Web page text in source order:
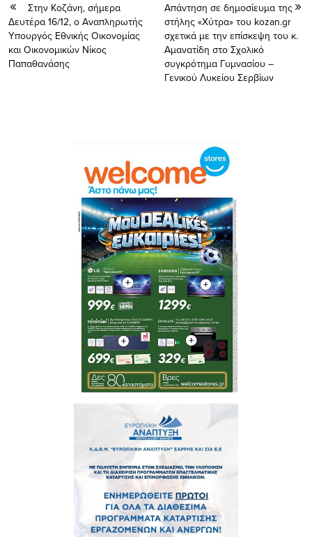
Στην Κοζάνη, σήμερα
Δευτέρα 16/12, ο Αναπληρωτής
Υπουργός Εθνικής Οικονομίας
και Οικονομικών Νίκος
Παπαθανάσης
Απάντηση σε δημοσίευμα της
στήλης «Χύτρα» του kozan.gr
σχετικά με την επίσκεψη του κ.
Αμανατίδη στο Σχολικό
συγκρότημα Γυμνασίου –
Γενικού Λυκείου Σερβίων